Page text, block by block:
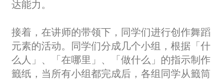
达能力。
接着，在讲师的带领下，同学们进行创作舞蹈
元素的活动。同学们分成几个小组，根据「什
么人」、「在哪里」、「做什么」的指示制作
籤纸，当所有小组都完成后，各组同学从籤筒